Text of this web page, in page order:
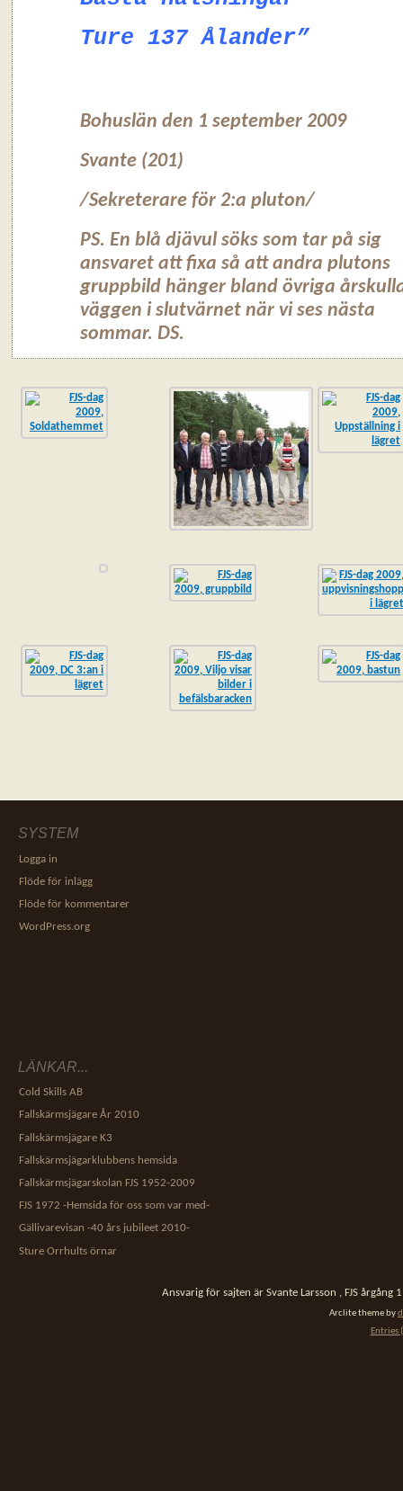
Ture 137 Ålander”
Bohuslän den 1 september 2009
Svante (201)
/Sekreterare för 2:a pluton/
PS. En blå djävul söks som tar på sig
ansvaret att fixa så att andra plutons
gruppbild hänger bland övriga
väggen i slutvärnet när vi ses nästa
sommar. DS.
SYSTEM
Logga in
Flöde för inlägg
Flöde för kommentarer
WordPress.org
LÄNKAR...
Cold Skills AB
Fallskärmsjägare År 2010
Fallskärmsjägare K3
Fallskärmsjägarklubbens hemsida
Fallskärmsjägarskolan FJS 1952-2009
FJS 1972 -Hemsida för oss som var med-
Gällivarevisan -40 års jubileet 2010-
Sture Orrhults örnar
Ansvarig för sajten är Svante Larsson , FJS
Arclite theme by
Entries